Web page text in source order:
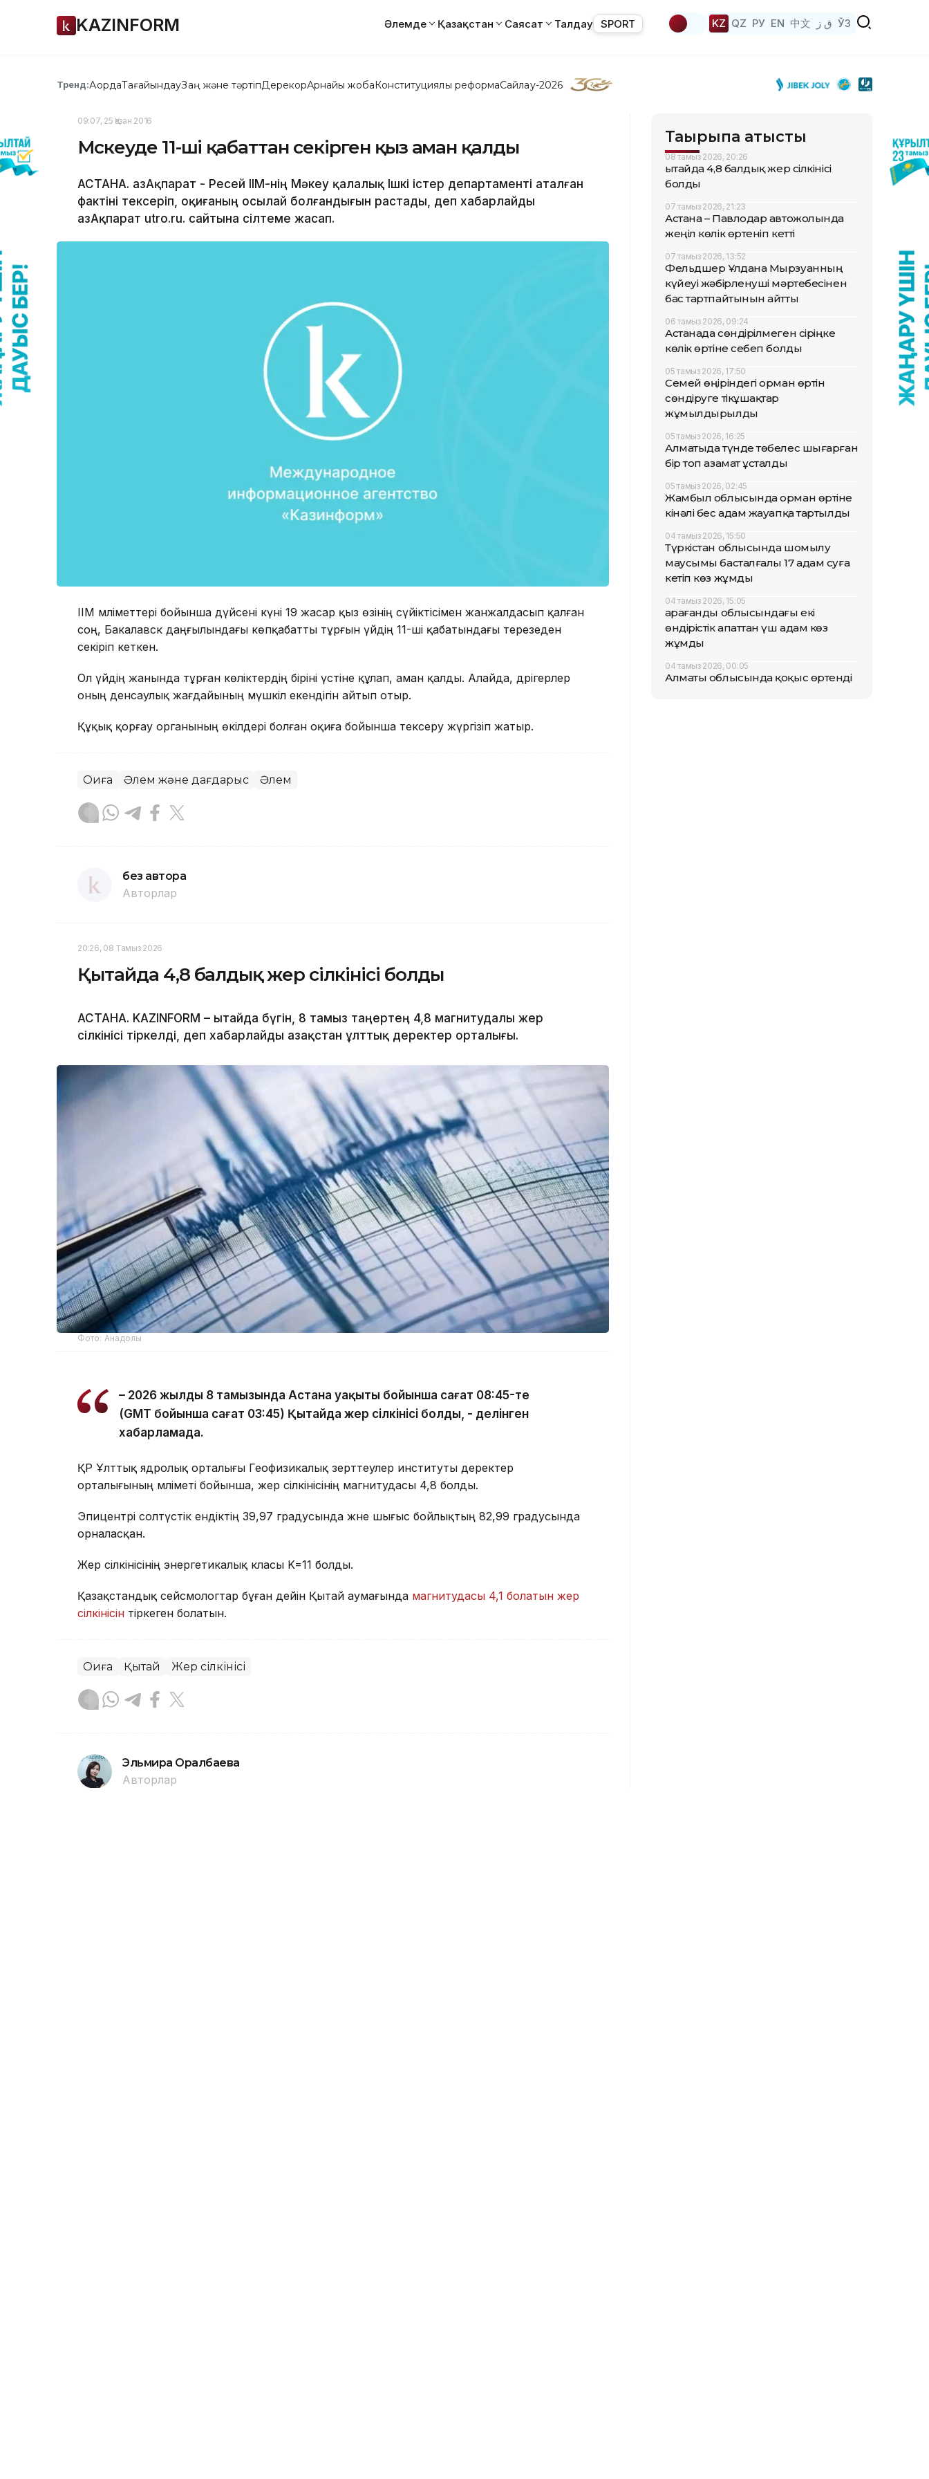
KAZINFORM Әлемде Қазақстан Саясат Талдау SPORT KZ QZ РУ EN 中文 ق ز ЎЗ
Тренд:АқордаТағайындауЗаң және тәртіпДерекқорАрнайы жобаКонституциялық реформаСайлау-2026
09:07, 25 Қазан 2016
Мәскеуде 11-ші қабаттан секірген қыз аман қалды
АСТАНА. ҚазАқпарат - Ресей ІІМ-нің Мәкеу қалалық Ішкі істер департаменті аталған
фактіні тексеріп, оқиғаның осылай болғандығын растады, деп хабарлайды
ҚазАқпарат utro.ru. сайтына сілтеме жасап.
ІІМ мәліметтері бойынша дүйсені күні 19 жасар қыз өзінің сүйіктісімен жанжалдасып қалған
соң, Бакалавск даңғылындағы көпқабатты тұрғын үйдің 11-ші қабатындағы терезеден
секіріп кеткен.
Ол үйдің жанында тұрған көліктердің біріні үстіне құлап, аман қалды. Алайда, дәрігерлер
оның денсаулық жағдайының мүшкіл екендігін айтып отыр.
Құқық қорғау органының өкілдері болған оқиға бойынша тексеру жүргізіп жатыр.
Оқиға Әлем және дағдарыс Әлем
без автора
Авторлар
20:26, 08 Тамыз 2026
Қытайда 4,8 балдық жер сілкінісі болды
АСТАНА. KAZINFORM – Қытайда бүгін, 8 тамыз таңертең 4,8 магнитудалы жер
сілкінісі тіркелді, деп хабарлайды Қазақстан ұлттық деректер орталығы.
Фото: Анадолы
– 2026 жылдың 8 тамызында Астана уақыты бойынша сағат 08:45-те
(GMT бойынша сағат 03:45) Қытайда жер сілкінісі болды, - делінген
хабарламада.
ҚР Ұлттық ядролық орталығы Геофизикалық зерттеулер институты деректер
орталығының мәліметі бойынша, жер сілкінісінің магнитудасы 4,8 болды.
Эпицентрі солтүстік ендіктің 39,97 градусында және шығыс бойлықтың 82,99 градусында
орналасқан.
Жер сілкінісінің энергетикалық класы K=11 болды.
Қазақстандық сейсмологтар бұған дейін Қытай аумағында магнитудасы 4,1 болатын жер
сілкінісін тіркеген болатын.
Оқиға Қытай Жер сілкінісі
Эльмира Оралбаева
Авторлар
Тақырыпқа қатысты
08 тамыз 2026, 20:26
Қытайда 4,8 балдық жер сілкінісі
болды
07 тамыз 2026, 21:23
Астана – Павлодар автожолында
жеңіл көлік өртеніп кетті
07 тамыз 2026, 13:52
Фельдшер Ұлдана Мырзуанның
күйеуі жәбірленуші мәртебесінен
бас тартпайтынын айтты
06 тамыз 2026, 09:24
Астанада сөндірілмеген сіріңке
көлік өртіне себеп болды
05 тамыз 2026, 17:50
Семей өңіріндегі орман өртін
сөндіруге тікұшақтар
жұмылдырылды
05 тамыз 2026, 16:25
Алматыда түнде төбелес шығарған
бір топ азамат ұсталды
05 тамыз 2026, 02:45
Жамбыл облысында орман өртіне
кінәлі бес адам жауапқа тартылды
04 тамыз 2026, 15:50
Түркістан облысында шомылу
маусымы басталғалы 17 адам суға
кетіп көз жұмды
04 тамыз 2026, 15:05
Қарағанды облысындағы екі
өндірістік апаттан үш адам көз
жұмды
04 тамыз 2026, 00:05
Алматы облысында қоқыс өртенді